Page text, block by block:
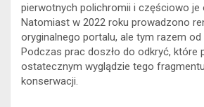
pierwotnych polichromii i częściowo je
Natomiast w 2022 roku prowadzono
oryginalnego portalu, ale tym razem
Podczas prac doszło do odkryć, które
ostatecznym wyglądzie tego
konserwacji.